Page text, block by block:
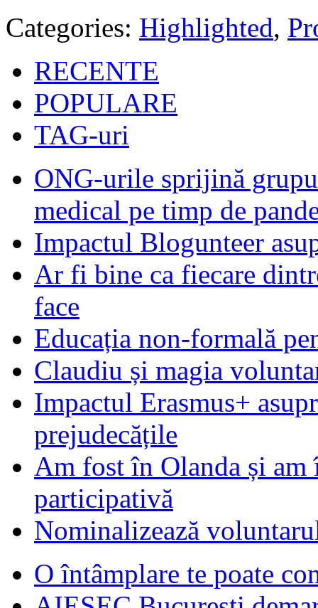
Categories: Highlighted,
RECENTE
POPULARE
TAG-uri
ONG-urile sprijină
medical pe timp de
Impactul Blogunteer
Ar fi bine ca fiecare
face
Educația non-formală
Claudiu și magia
Impactul Erasmus+
prejudecățile
Am fost în Olanda și am
participativă
Nominalizează
O întâmplare te poate